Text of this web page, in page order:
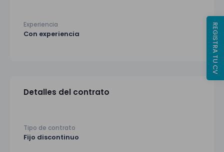
Experiencia
Con experiencia
Detalles del contrato
Tipo de contrato
Fijo discontinuo
REGISTRA TU CV